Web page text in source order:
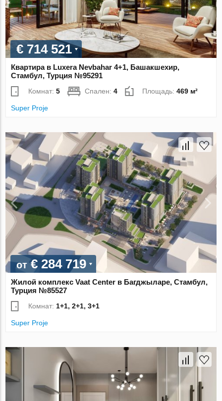
€ 714 521
Квартира в Luxera Nevbahar 4+1, Башакшехир,
Стамбул, Турция №95291
Комнат:5 Спален:4 Площадь:469 м²
Super Proje
от€ 284 719
Жилой комплекс Vaat Center в Багджыларе, Стамбул,
Турция №85527
Комнат: 1+1, 2+1, 3+1
Super Proje